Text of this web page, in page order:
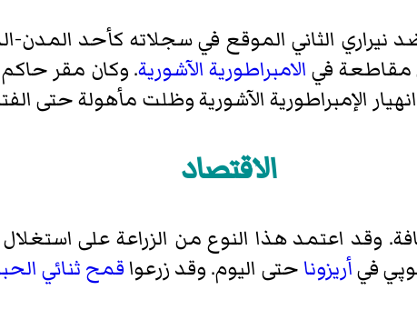
نيراري الثانيالموقع في سجلاته كأحد المدن-
الامبراطورية الآشورية. وكان مقر
الإمبراطورية الآشورية وظلت مأهولة حتى الفترة
الاقتصاد
وقد اعتمد هذا النوع من الزراعة على
فيأريزونا حتى اليوم. وقد زرعوا قمح ثنائي